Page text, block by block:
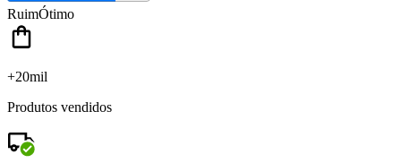
RuimÓtimo
+20mil
Produtos vendidos